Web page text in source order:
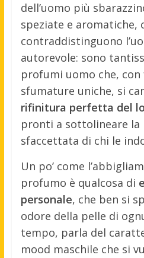
dell’uomo più
speziate e aromatiche,
contraddistinguono
autorevole: sono
profumi uomo che, con
sfumature uniche, si
rifinitura perfetta del
pronti a sottolineare la
sfaccettata di chi le
Un po’ come
profumo è qualcosa di
personale, che ben si
odore della pelle di
tempo, parla del
mood maschile che si